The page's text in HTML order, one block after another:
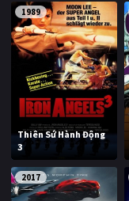
1989
Thiên Sứ Hành Động
3
2017